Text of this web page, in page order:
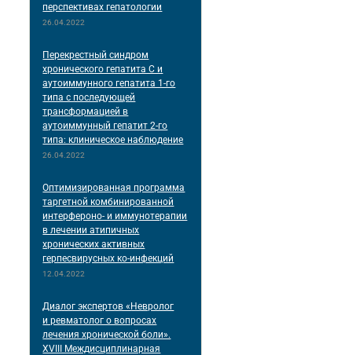
перспективах гепатологии
26.04.2022
Перекрестный синдром
хронического гепатита С и
аутоиммунного гепатита 1-го
типа с последующей
трансформацией в
аутоиммунный гепатит 2-го
типа: клиническое наблюдение
26.04.2022
Оптимизированная программа
таргетной комбинированной
интерфероно- и иммунотерапии
в лечении атипичных
хронических активных
герпесвирусных ко-инфекций
12.04.2022
Диалог экспертов «Невролог
и ревматолог о вопросах
лечения хронической боли».
XVIII Междисциплинарная